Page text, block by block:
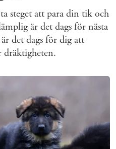
steget att para din tik och
är det dags för nästa
det dags för dig att
dräktigheten.